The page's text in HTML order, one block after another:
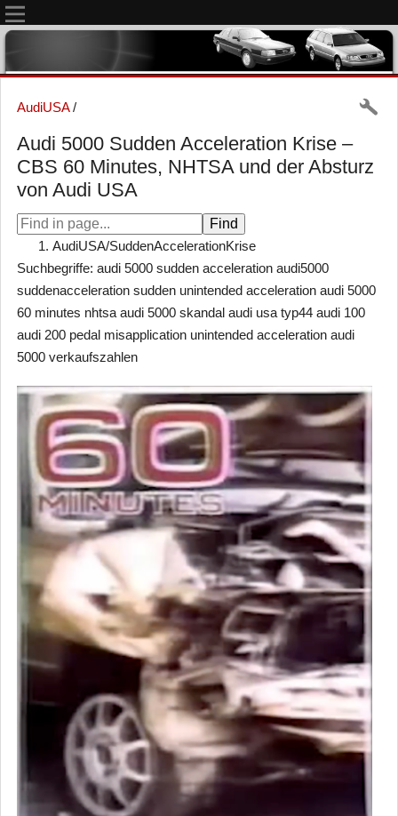
AudiUSA/
Audi 5000 Sudden Acceleration Krise –
CBS 60 Minutes, NHTSA und der Absturz
von Audi USA
AudiUSA/SuddenAccelerationKrise
Suchbegriffe: audi 5000 sudden acceleration audi5000
suddenacceleration sudden unintended acceleration audi 5000
60 minutes nhtsa audi 5000 skandal audi usa typ44 audi 100
audi 200 pedal misapplication unintended acceleration audi
5000 verkaufszahlen